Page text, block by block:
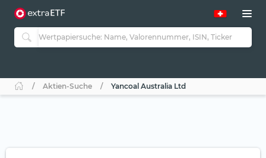
Aktien-Suche Yancoal Australia Ltd